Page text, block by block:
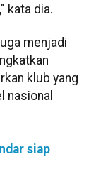
kata dia.
menjadi
klub yang
nasional
siap